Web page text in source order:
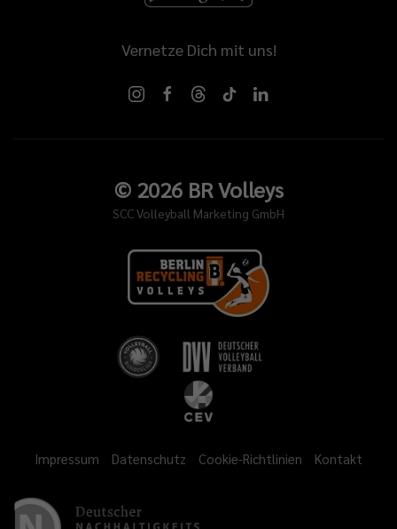
Vernetze Dich mit uns!
© 2026BR Volleys
SCC Volleyball Marketing GmbH
Impressum Datenschutz Cookie-Richtlinien Kontakt